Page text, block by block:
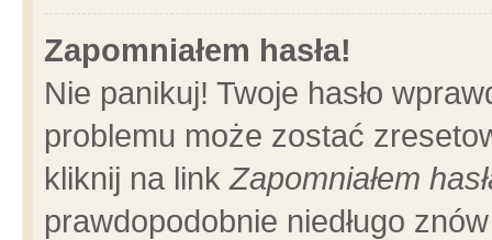
Zapomniałem hasła!
Nie panikuj! Twoje hasło
problemu może zostać
kliknij na linkZapomniałem
prawdopodobnie niedługo